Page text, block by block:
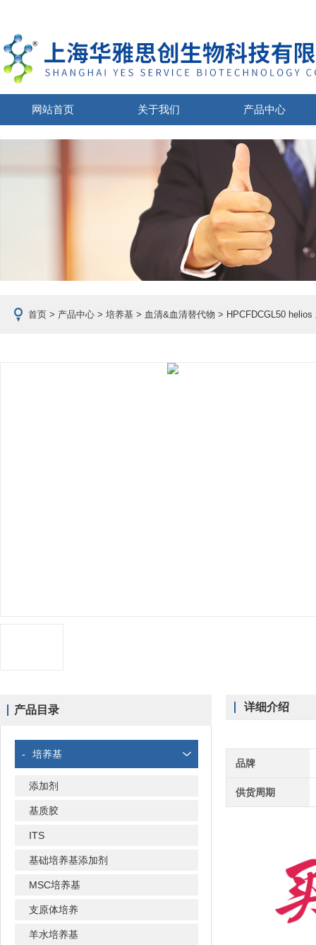
网站首页 关于我们 产品中心
首页 > 产品中心 > 培养基 > 血清&血清替代物 > HPCFDCGL50
产品目录
- 培养基
添加剂
基质胶
ITS
基础培养基添加剂
MSC培养基
支原体培养
羊水培养基
详细介绍
品牌
供货周期